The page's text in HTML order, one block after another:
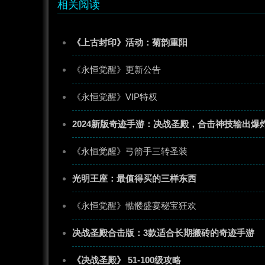
相关阅读
《上古封印》活动：菊韵重阳
《永恒觉醒》更新公告
《永恒觉醒》VIP特权
2024新版奇迹手游：决战圣殿，合击神技输出爆
《永恒觉醒》弓箭手三转圣装
光明王座：最值得买的三样东西
《永恒觉醒》骷髅盛宴秘宝狂欢
决战圣殿合击版：3款适合长期搬砖的奇迹手游
《决战圣殿》 51-100级攻略